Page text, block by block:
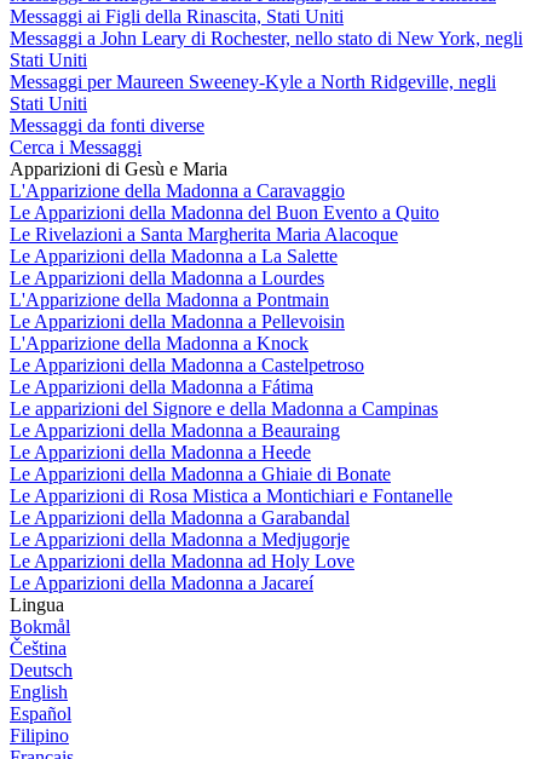
Messaggi ai Figli della Rinascita, Stati Uniti
Messaggi a John Leary di Rochester, nello stato di New York, negli
Stati Uniti
Messaggi per Maureen Sweeney-Kyle a North Ridgeville, negli
Stati Uniti
Messaggi da fonti diverse
Cerca i Messaggi
Apparizioni di Gesù e Maria
L'Apparizione della Madonna a Caravaggio
Le Apparizioni della Madonna del Buon Evento a Quito
Le Rivelazioni a Santa Margherita Maria Alacoque
Le Apparizioni della Madonna a La Salette
Le Apparizioni della Madonna a Lourdes
L'Apparizione della Madonna a Pontmain
Le Apparizioni della Madonna a Pellevoisin
L'Apparizione della Madonna a Knock
Le Apparizioni della Madonna a Castelpetroso
Le Apparizioni della Madonna a Fátima
Le apparizioni del Signore e della Madonna a Campinas
Le Apparizioni della Madonna a Beauraing
Le Apparizioni della Madonna a Heede
Le Apparizioni della Madonna a Ghiaie di Bonate
Le Apparizioni di Rosa Mistica a Montichiari e Fontanelle
Le Apparizioni della Madonna a Garabandal
Le Apparizioni della Madonna a Medjugorje
Le Apparizioni della Madonna ad Holy Love
Le Apparizioni della Madonna a Jacareí
Lingua
Bokmål
Čeština
Deutsch
English
Español
Filipino